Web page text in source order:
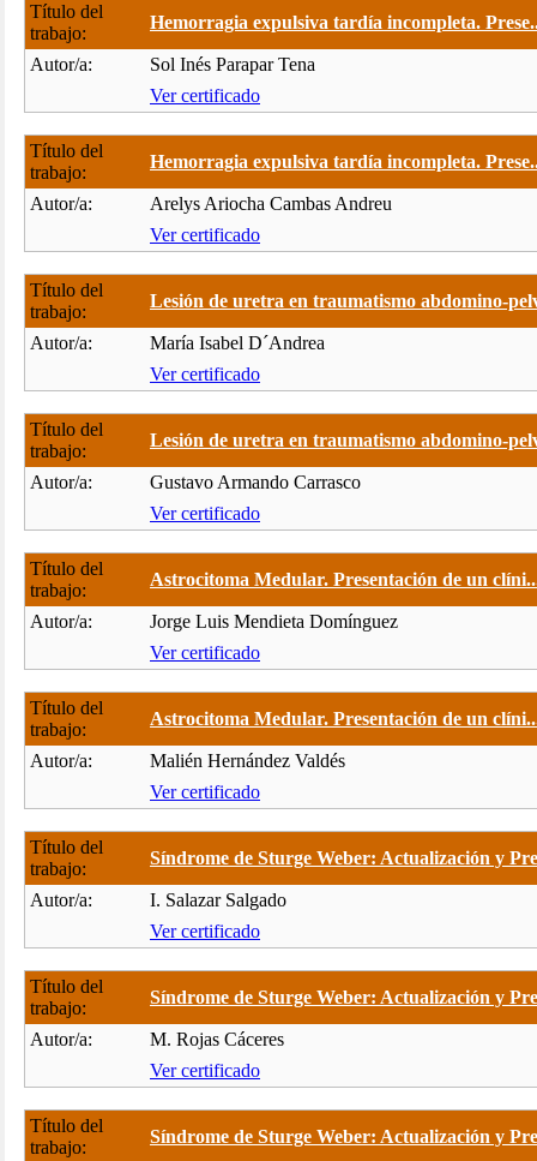
Título del
trabajo:
Hemorragia expulsiva tardía incompleta.
Autor/a:
Sol Inés Parapar Tena
Ver certificado
Título del
trabajo:
Hemorragia expulsiva tardía incompleta.
Autor/a:
Arelys Ariocha Cambas Andreu
Ver certificado
Título del
trabajo:
Lesión de uretra en traumatismo abdomino-
Autor/a:
María Isabel D´Andrea
Ver certificado
Título del
trabajo:
Lesión de uretra en traumatismo abdomino-
Autor/a:
Gustavo Armando Carrasco
Ver certificado
Título del
trabajo:
Astrocitoma Medular. Presentación de un
Autor/a:
Jorge Luis Mendieta Domínguez
Ver certificado
Título del
trabajo:
Astrocitoma Medular. Presentación de un
Autor/a:
Malién Hernández Valdés
Ver certificado
Título del
trabajo:
Síndrome de Sturge Weber: Actualización y
Autor/a:
I. Salazar Salgado
Ver certificado
Título del
trabajo:
Síndrome de Sturge Weber: Actualización y
Autor/a:
M. Rojas Cáceres
Ver certificado
Título del
trabajo:
Síndrome de Sturge Weber: Actualización y